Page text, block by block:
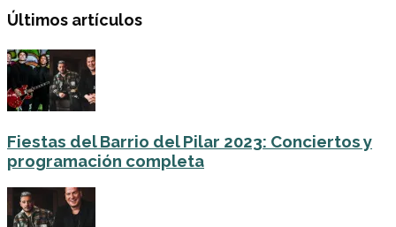
Últimos artículos
Fiestas del Barrio del Pilar 2023: Conciertos y
programación completa